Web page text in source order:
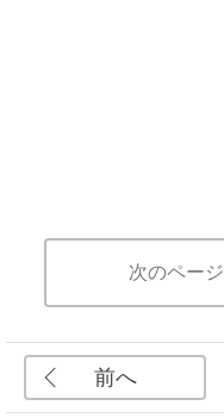
次のページ
前へ